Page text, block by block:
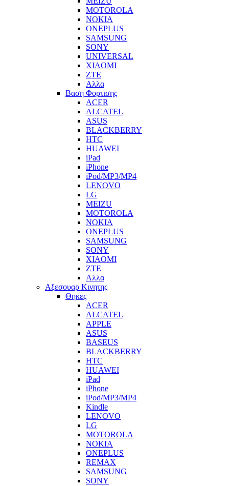
MOTOROLA
NOKIA
ONEPLUS
SAMSUNG
SONY
UNIVERSAL
XIAOMI
ZTE
Αλλα
Βαση Φορτισης
ACER
ALCATEL
ASUS
BLACKBERRY
HTC
HUAWEI
iPad
iPhone
iPod/MP3/MP4
LENOVO
LG
MEIZU
MOTOROLA
NOKIA
ONEPLUS
SAMSUNG
SONY
XIAOMI
ZTE
Αλλα
Αξεσουαρ Κινητης
Θηκες
ACER
ALCATEL
APPLE
ASUS
BASEUS
BLACKBERRY
HTC
HUAWEI
iPad
iPhone
iPod/MP3/MP4
Kindle
LENOVO
LG
MOTOROLA
NOKIA
ONEPLUS
REMAX
SAMSUNG
SONY